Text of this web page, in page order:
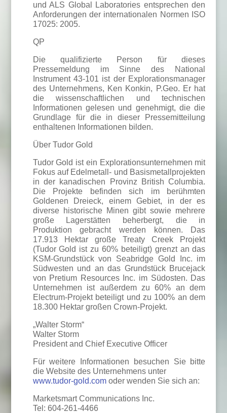
und ALS Global Laboratories entsprechen den
Anforderungen der internationalen Normen ISO
17025: 2005.
QP
Die qualifizierte Person für dieses
Pressemeldung im Sinne des National
Instrument 43-101 ist der Explorationsmanager
des Unternehmens, Ken Konkin, P.Geo. Er hat
die wissenschaftlichen und technischen
Informationen gelesen und genehmigt, die die
Grundlage für die in dieser Pressemitteilung
enthaltenen Informationen bilden.
Über Tudor Gold
Tudor Gold ist ein Explorationsunternehmen mit
Fokus auf Edelmetall- und Basismetallprojekten
in der kanadischen Provinz British Columbia.
Die Projekte befinden sich im berühmten
Goldenen Dreieck, einem Gebiet, in der es
diverse historische Minen gibt sowie mehrere
große Lagerstätten beherbergt, die in
Produktion gebracht werden können. Das
17.913 Hektar große Treaty Creek Projekt
(Tudor Gold ist zu 60% beteiligt) grenzt an das
KSM-Grundstück von Seabridge Gold Inc. im
Südwesten und an das Grundstück Brucejack
von Pretium Resources Inc. im Südosten. Das
Unternehmen ist außerdem zu 60% an dem
Electrum-Projekt beteiligt und zu 100% an dem
18.300 Hektar großen Crown-Projekt.
„Walter Storm“
Walter Storm
President and Chief Executive Officer
Für weitere Informationen besuchen Sie bitte
die Website des Unternehmens unter
www.tudor-gold.comoder wenden Sie sich an:
Marketsmart Communications Inc.
Tel: 604-261-4466